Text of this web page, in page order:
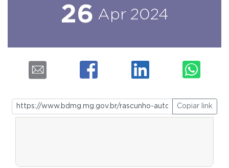
26 Apr 2024
Copiar link